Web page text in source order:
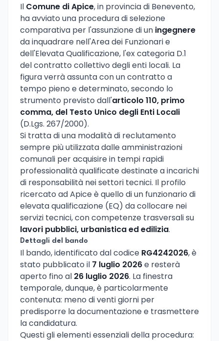
Il Comune di Apice, in provincia di Benevento,
ha avviato una procedura di selezione
comparativa per l'assunzione di un ingegnere
da inquadrare nell'Area dei Funzionari e
dell'Elevata Qualificazione, l'ex categoria D.1
del contratto collettivo degli enti locali. La
figura verrà assunta con un contratto a
tempo pieno e determinato, secondo lo
strumento previsto dall'articolo 110, primo
comma, del Testo Unico degli Enti Locali
(D.Lgs. 267/2000).
Si tratta di una modalità di reclutamento
sempre più utilizzata dalle amministrazioni
comunali per acquisire in tempi rapidi
professionalità qualificate destinate a incarichi
di responsabilità nei settori tecnici. Il profilo
ricercato ad Apice è quello di un funzionario di
elevata qualificazione (EQ) da collocare nei
servizi tecnici, con competenze trasversali su
lavori pubblici, urbanistica ed edilizia.
Dettagli del bando
Il bando, identificato dal codice RG4242026, è
stato pubblicato il 7 luglio 2026e resterà
aperto fino al 26 luglio 2026. La finestra
temporale, dunque, è particolarmente
contenuta: meno di venti giorni per
predisporre la documentazione e trasmettere
la candidatura.
Questi gli elementi essenziali della procedura: